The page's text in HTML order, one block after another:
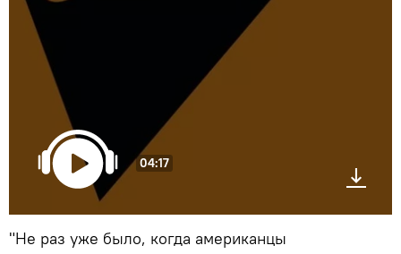
04:17
"Не раз уже было, когда американцы